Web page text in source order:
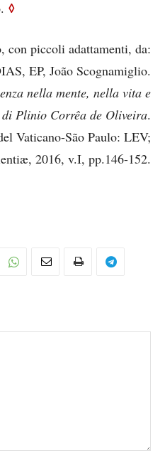
◊
con piccoli adattamenti, da:
EP, João Scognamiglio.
nella mente, nella vita e
di Plinio Corrêa de Oliveira.
Vaticano-São Paulo: LEV;
2016, v.I, pp.146-152.